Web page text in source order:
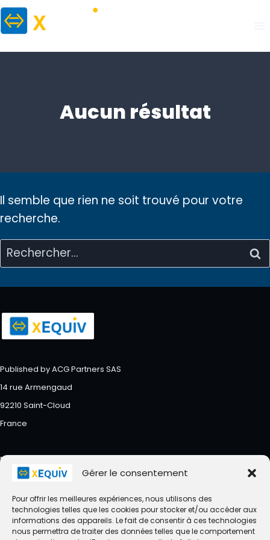
Gérer le consentement
Pour offrir les meilleures expériences, nous utilisons des
technologies telles que les cookies pour stocker et/ou accéder aux
informations des appareils. Le fait de consentir à ces technologies
nous permettra de traiter des données telles que le comportement
Aller
au
Aucun résultat
Il semble que rien ne soit trouvé pour votre
recherche.
Rechercher :
Published by ACG Partners SAS
14 rue Armengaud
92210 Saint-Cloud
France
RCS Nanterre : 483341269
About Accueil Actualités Assistance